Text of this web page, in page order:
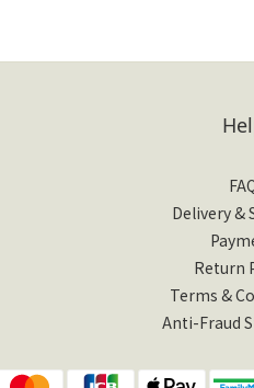
Delivery &
Return
Terms &
Anti-Fraud